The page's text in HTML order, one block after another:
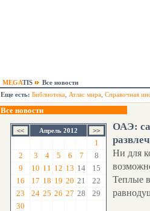
MEGATIS
Все новости
Еще есть: Библиотека Атлас мира Справочная
Все новости
Апрель 2012
1
2
3 4 5 6 7
8
9
10 11 12 13 14
15
16
17 18 19 20 21
22
23
24 25 26 27 28
29
30
ОАЭ:
Ни для
Теплые